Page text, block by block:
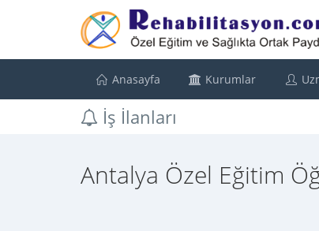
Anasayfa Kurumlar
İş İlanları
Antalya Özel Eğitim